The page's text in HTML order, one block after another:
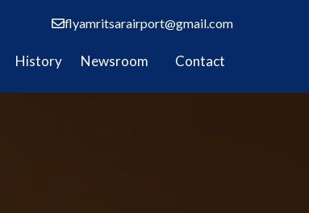
flyamritsarairport@gmail.com
History Newsroom Contact